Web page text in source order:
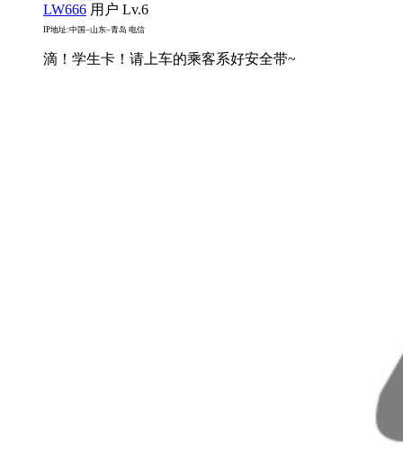
LW666 用户 Lv.6
IP地址:中国–山东–青岛 电信
滴！学生卡！请上车的乘客系好安全带~